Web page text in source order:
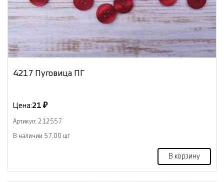
4217 Пуговица ПГ
Цена:21 ₽
Артикул: 212557
В наличии 57.00 шт
В корзину